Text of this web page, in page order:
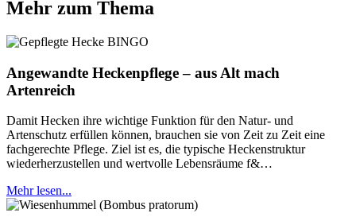
Mehr zum Thema
Angewandte Heckenpflege – aus Alt mach
Artenreich
Damit Hecken ihre wichtige Funktion für den Natur- und
Artenschutz erfüllen können, brauchen sie von Zeit zu Zeit eine
fachgerechte Pflege. Ziel ist es, die typische Heckenstruktur
wiederherzustellen und wertvolle Lebensräume f&…
Mehr lesen...